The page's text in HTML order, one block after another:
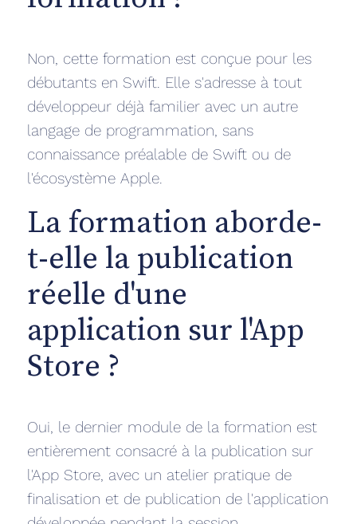
Non, cette formation est conçue pour les
débutants en Swift. Elle s'adresse à tout
développeur déjà familier avec un autre
langage de programmation, sans
connaissance préalable de Swift ou de
l'écosystème Apple.
La formation aborde-
t-elle la publication
réelle d'une
application sur l'App
Store ?
Oui, le dernier module de la formation est
entièrement consacré à la publication sur
l'App Store, avec un atelier pratique de
finalisation et de publication de l'application